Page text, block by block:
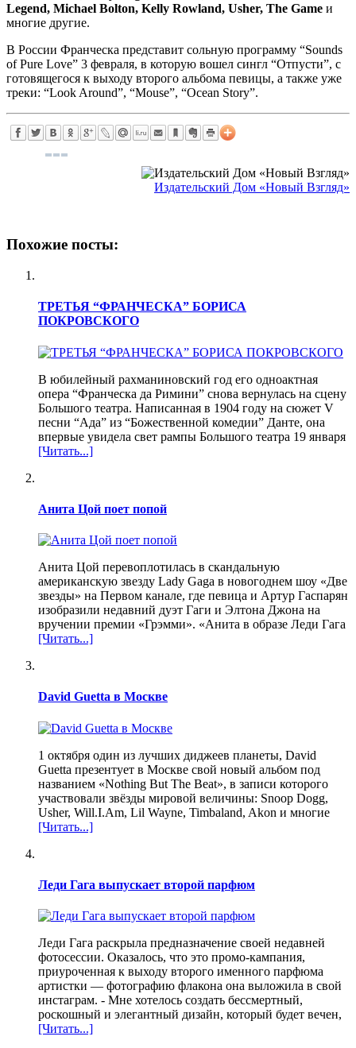
Legend, Michael Bolton, Kelly Rowland, Usher, The Game и
многие другие.
В России Франческа представит сольную программу “Sounds
of Pure Love” 3 февраля, в которую вошел сингл “Отпусти”, с
готовящегося к выходу второго альбома певицы, а также уже
треки: “Look Around”, “Mouse”, “Ocean Story”.
Издательский Дом «Новый Взгляд»
Похожие посты:
ТРЕТЬЯ “ФРАНЧЕСКА” БОРИСА
ПОКРОВСКОГО
В юбилейный рахманиновский год его одноактная
опера “Франческа да Римини” снова вернулась на сцену
Большого театра. Написанная в 1904 году на сюжет V
песни “Ада” из “Божественной комедии” Данте, она
впервые увидела свет рампы Большого театра 19 января
[Читать...]
Анита Цой поет попой
Анита Цой перевоплотилась в скандальную
американскую звезду Lady Gaga в новогоднем шоу «Две
звезды» на Первом канале, где певица и Артур Гаспарян
изобразили недавний дуэт Гаги и Элтона Джона на
вручении премии «Грэмми». «Анита в образе Леди Гага
[Читать...]
David Guetta в Москве
1 октября один из лучших диджеев планеты, David
Guetta презентует в Москве свой новый альбом под
названием «Nothing But The Beat», в записи которого
участвовали звёзды мировой величины: Snoop Dogg,
Usher, Will.I.Am, Lil Wayne, Timbaland, Akon и многие
[Читать...]
Леди Гага выпускает второй парфюм
Леди Гага раскрыла предназначение своей недавней
фотосессии. Оказалось, что это промо-кампания,
приуроченная к выходу второго именного парфюма
артистки — фотографию флакона она выложила в свой
инстаграм. -​ Мне хотелось создать бессмертный,
роскошный и элегантный дизайн, который будет вечен,
[Читать...]